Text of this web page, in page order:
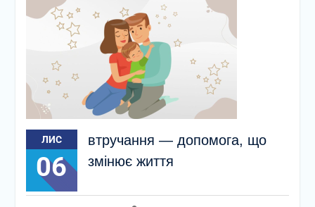
ЛИС
06
втручання — допомога, що
змінює життя